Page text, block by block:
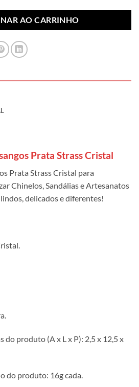
AO CARRINHO
Prata Strass Cristal
Prata Strass Cristal para
Chinelos, Sandálias e Artesanatos
delicados e diferentes!
do produto (A x L x P): 2,5 x 12,5 x
do produto: 16g cada.